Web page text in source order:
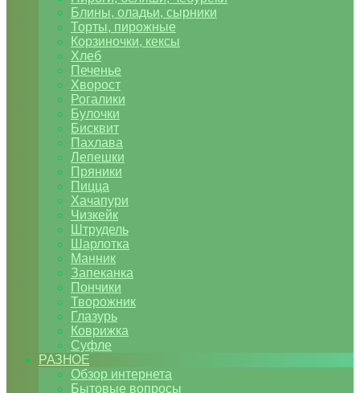
Блины, оладьи, сырники
Торты, пирожные
Корзиночки, кексы
Хлеб
Печенье
Хворост
Рогалики
Булочки
Бисквит
Пахлава
Лепешки
Пряники
Пицца
Хачапури
Чизкейк
Штрудель
Шарлотка
Манник
Запеканка
Пончики
Творожник
Глазурь
Коврижка
Суфле
РАЗНОЕ
Обзор интернета
Бытовые вопросы